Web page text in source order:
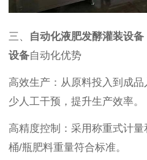
三、
自动化液肥发酵灌装设
设备自动化优势
高效生产：从原料投入到成
少人工干预，提升生产效率。
高精度控制：采用称重式计
桶/瓶肥料重量符合标准。